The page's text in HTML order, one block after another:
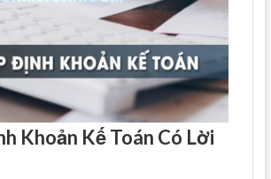
Khoản Kế Toán Có Lời